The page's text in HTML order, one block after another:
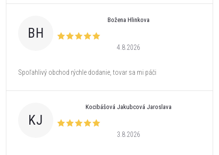
BH
Božena Hlinkova
4.8.2026
Spoľahlivý obchod rýchle dodanie, tovar sa mi páči
KJ
Kocibášová Jakubcová Jaroslava
3.8.2026